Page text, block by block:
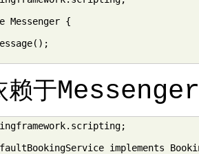
{
赖于Messenger
implements